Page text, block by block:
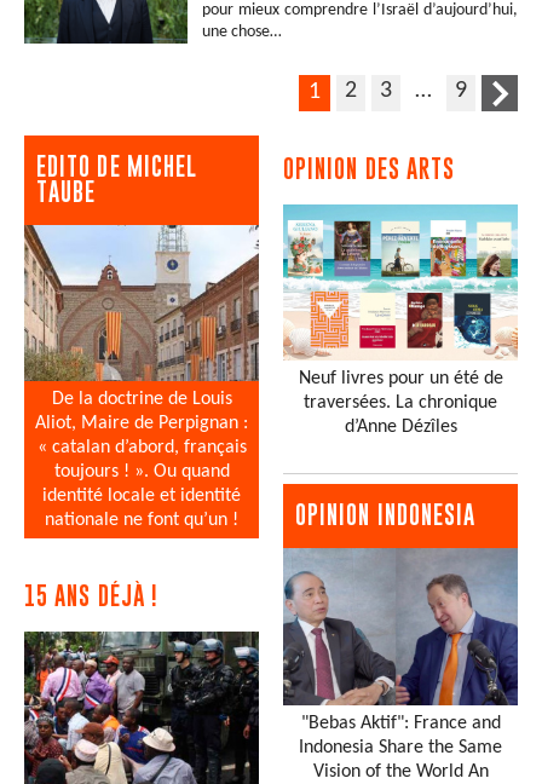
pour mieux comprendre l’Israël d’aujourd’hui,
une chose…
1 2 3 … 9
EDITO DE MICHEL
TAUBE
De la doctrine de Louis
Aliot, Maire de Perpignan :
« catalan d’abord, français
toujours ! ». Ou quand
identité locale et identité
nationale ne font qu’un !
15 ANS DÉJÀ !
OPINION DES ARTS
Neuf livres pour un été de
traversées. La chronique
d’Anne Dézîles
OPINION INDONESIA
"Bebas Aktif": France and
Indonesia Share the Same
Vision of the World An